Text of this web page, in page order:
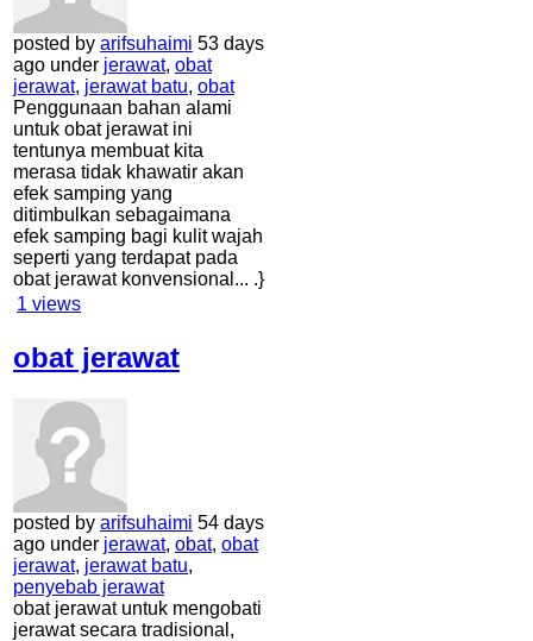
posted by arifsuhaimi 53 days
ago under jerawat, obat
jerawat, jerawat batu, obat
Penggunaan bahan alami
untuk obat jerawat ini
tentunya membuat kita
merasa tidak khawatir akan
efek samping yang
ditimbulkan sebagaimana
efek samping bagi kulit wajah
seperti yang terdapat pada
obat jerawat konvensional... .}
1 views
obat jerawat
posted by arifsuhaimi 54 days
ago under jerawat, obat, obat
jerawat, jerawat batu,
penyebab jerawat
obat jerawat untuk mengobati
jerawat secara tradisional,